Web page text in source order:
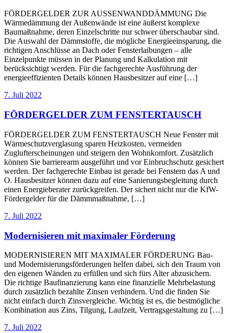
FÖRDERGELDER ZUR AUSSENWANDDÄMMUNG Die
Wärmedämmung der Außenwände ist eine äußerst komplexe
Baumaßnahme, deren Einzelschritte nur schwer überschaubar sind.
Die Auswahl der Dämmstoffe, die mögliche Energieeinsparung, die
richtigen Anschlüsse an Dach oder Fensterlaibungen – alle
Einzelpunkte müssen in der Planung und Kalkulation mit
berücksichtigt werden. Für die fachgerechte Ausführung der
energieeffizienten Details können Hausbesitzer auf eine […]
7. Juli 2022
FÖRDERGELDER ZUM FENSTERTAUSCH
FÖRDERGELDER ZUM FENSTERTAUSCH Neue Fenster mit
Wärmeschutzverglasung sparen Heizkosten, vermeiden
Zuglufterscheinungen und steigern den Wohnkomfort. Zusätzlich
können Sie barrierearm ausgeführt und vor Einbruchschutz gesichert
werden. Der fachgerechte Einbau ist gerade bei Fenstern das A und
O. Hausbesitzer können dazu auf eine Sanierungsbegleitung durch
einen Energieberater zurückgreifen. Der sichert nicht nur die KfW-
Fördergelder für die Dämmmaßnahme, […]
7. Juli 2022
Modernisieren mit maximaler Förderung
MODERNISIEREN MIT MAXIMALER FÖRDERUNG Bau-
und Modernisierungsförderungen helfen dabei, sich den Traum von
den eigenen Wänden zu erfüllen und sich fürs Alter abzusichern.
Die richtige Baufinanzierung kann eine finanzielle Mehrbelastung
durch zusätzlich bezahlte Zinsen verhindern. Und die finden Sie
nicht einfach durch Zinsvergleiche. Wichtig ist es, die bestmögliche
Kombination aus Zins, Tilgung, Laufzeit, Vertragsgestaltung zu […]
7. Juli 2022